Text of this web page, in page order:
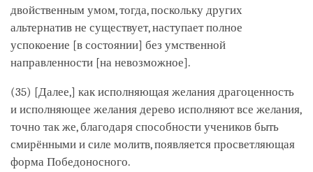
двойственным умом, тогда, поскольку других
альтернатив не существует, наступает полное
успокоение [в состоянии] без умственной
направленности [на невозможное].
(35) [Далее,] как исполняющая желания драгоценность
и исполняющее желания дерево исполняют все желания,
точно так же, благодаря способности учеников быть
смирёнными и силе молитв, появляется просветляющая
форма Победоносного.